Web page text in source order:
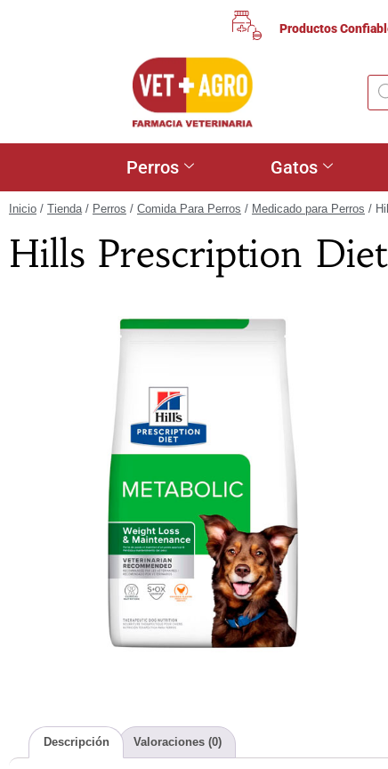
Productos
Perros Gatos
Inicio / Tienda/ Perros / Comida Para Perros / Medicado para Perros /
Hills Prescription
Descripción Valoraciones (0)